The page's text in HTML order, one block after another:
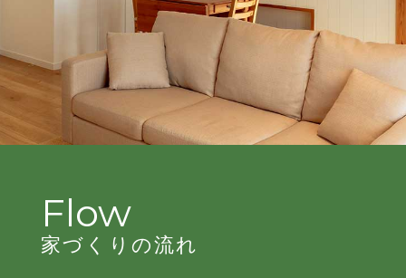
Flow
家づくりの流れ